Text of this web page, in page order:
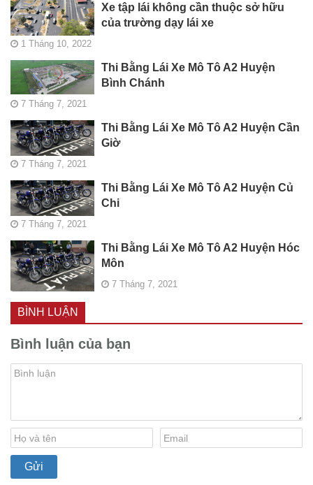
Xe tập lái không cần thuộc sở hữu
của trường dạy lái xe
1 Tháng 10, 2022
Thi Bằng Lái Xe Mô Tô A2 Huyện
Bình Chánh
7 Tháng 7, 2021
Thi Bằng Lái Xe Mô Tô A2 Huyện Cần
Giờ
7 Tháng 7, 2021
Thi Bằng Lái Xe Mô Tô A2 Huyện Củ
Chi
7 Tháng 7, 2021
Thi Bằng Lái Xe Mô Tô A2 Huyện Hóc
Môn
7 Tháng 7, 2021
BÌNH LUẬN
Bình luận của bạn